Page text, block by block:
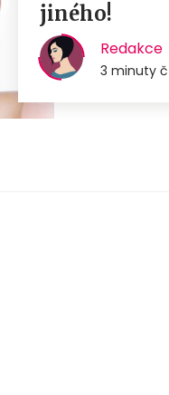
jiného!
Redakce
3 minuty